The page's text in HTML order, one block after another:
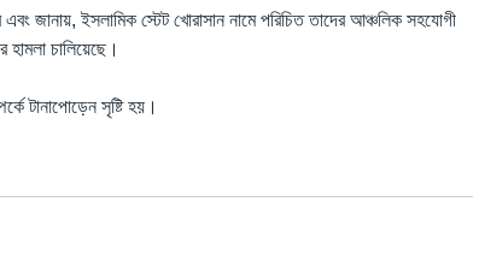
জানায়, ইসলামিক স্টেট খোরাসান নামে পরিচিত তাদের আঞ্চলিক সহযোগী
হামলা চালিয়েছে।
টানাপোড়েন সৃষ্টি হয়।